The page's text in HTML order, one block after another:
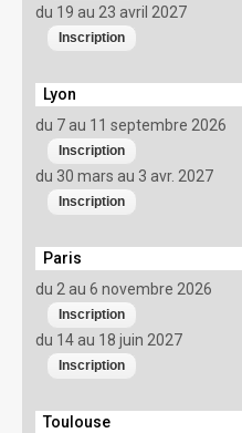
du 19 au 23 avril 2027
Lyon
du 7 au 11 septembre 2026
du 30 mars au 3 avr. 2027
Paris
du 2 au 6 novembre 2026
du 14 au 18 juin 2027
Toulouse